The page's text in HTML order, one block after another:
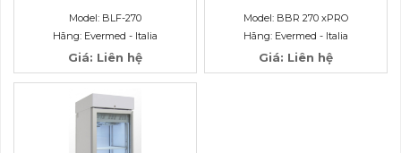
Model: BLF-270
Hãng: Evermed - Italia
Giá: Liên hệ
Model: BBR 270 xPRO
Hãng: Evermed - Italia
Giá: Liên hệ